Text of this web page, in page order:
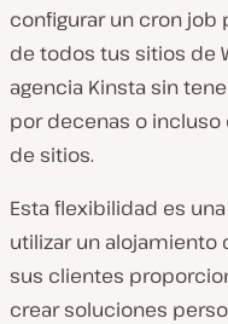
configurar un cron job
de todos tus sitios de
agencia Kinsta sin
por decenas o
de sitios.
Esta flexibilidad es
utilizar un alojamiento
sus clientes
crear soluciones